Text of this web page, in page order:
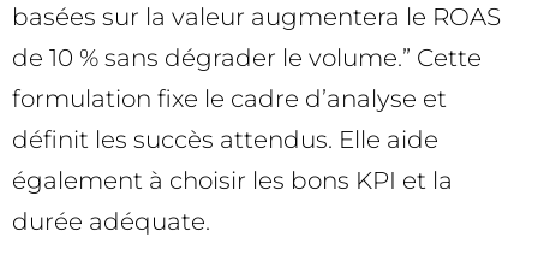
basées sur la valeur augmentera le ROAS
de 10 % sans dégrader le volume.” Cette
formulation fixe le cadre d’analyse et
définit les succès attendus. Elle aide
également à choisir les bons KPI et la
durée adéquate.